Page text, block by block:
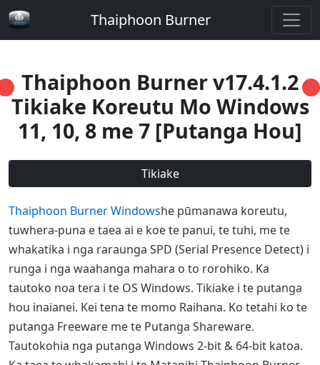
Thaiphoon Burner
Thaiphoon Burner v17.4.1.2
Tikiake Koreutu Mo Windows
11, 10, 8 me 7 [Putanga Hou]
Tikiake
Thaiphoon Burner Windowshe pūmanawa koreutu,
tuwhera-puna e taea ai e koe te panui, te tuhi, me te
whakatika i nga raraunga SPD (Serial Presence Detect) i
runga i nga waahanga mahara o to rorohiko. Ka
tautoko noa tera i te OS Windows. Tikiake i te putanga
hou inaianei. Kei tena te momo Raihana. Ko tetahi ko te
putanga Freeware me te Putanga Shareware.
Tautokohia nga putanga Windows 2-bit & 64-bit katoa.